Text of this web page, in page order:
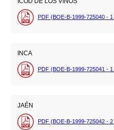
PDF (BOE-B-1999-725040 - 1
INCA
PDF (BOE-B-1999-725041 - 1
JAÉN
PDF (BOE-B-1999-725042 - 2